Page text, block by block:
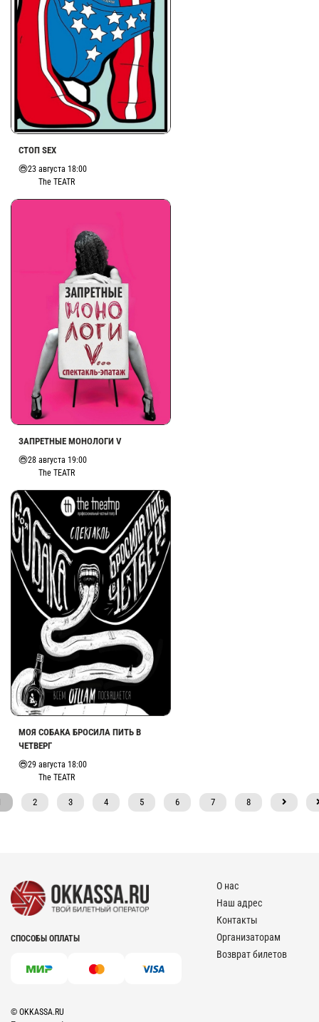
СТОП SEX
23 августа 18:00
The TEATR
ЗАПРЕТНЫЕ МОНОЛОГИ V
28 августа 19:00
The TEATR
МОЯ СОБАКА БРОСИЛА ПИТЬ В
ЧЕТВЕРГ
29 августа 18:00
The TEATR
2 3 4 5 6 7 8
СПОСОБЫ ОПЛАТЫ
© OKKASSA.RU
О нас
Наш адрес
Контакты
Организаторам
Возврат билетов